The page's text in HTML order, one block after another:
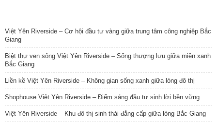
Việt Yên Riverside – Cơ hội đầu tư vàng giữa trung tâm công nghiệp Bắc
Giang
Biệt thự ven sông Việt Yên Riverside – Sống thượng lưu giữa miền xanh
Bắc Giang
Liền kề Việt Yên Riverside – Không gian sống xanh giữa lòng đô thị
Shophouse Việt Yên Riverside – Điểm sáng đầu tư sinh lời bền vững
Việt Yên Riverside – Khu đô thị sinh thái đẳng cấp giữa lòng Bắc Giang